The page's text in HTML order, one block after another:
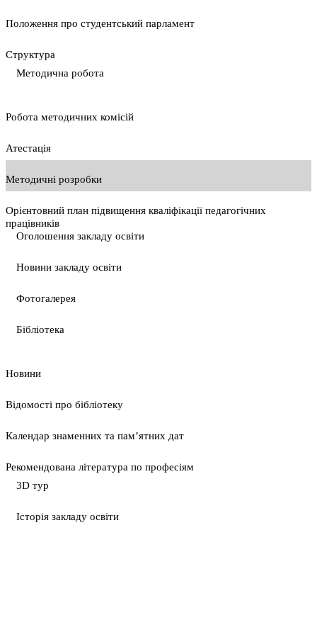
Положення про студентський парламент
Cтруктура
Методична робота
Pобота методичних комісій
Атестація
Методичні розробки
Орієнтовний план підвищення кваліфікації педагогічних
працівників
Оголошення закладу освіти
Новини закладу освіти
Фотогалерея
Бібліотека
Новини
Відомості про бібліотеку
Календар знаменних та пам’ятних дат
Рекомендована література по професіям
3D тур
Історія закладу освіти